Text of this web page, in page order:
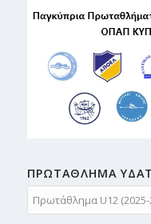
ΠΡΩΤΑΘΛΗMA